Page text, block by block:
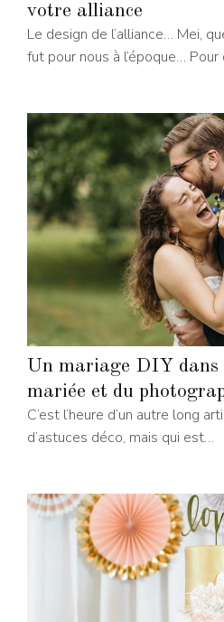
votre alliance
Le design de l’alliance… Mei,
fut pour nous à l’époque…
Un mariage DIY dans
mariée et du
C’est l’heure d’un autre long
d’astuces déco, mais qui est…